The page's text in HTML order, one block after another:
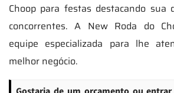
Choop para festas destacando sua
concorrentes. A New Roda do
equipe especializada para lhe
melhor negócio.
Gostaria de um orçamento ou